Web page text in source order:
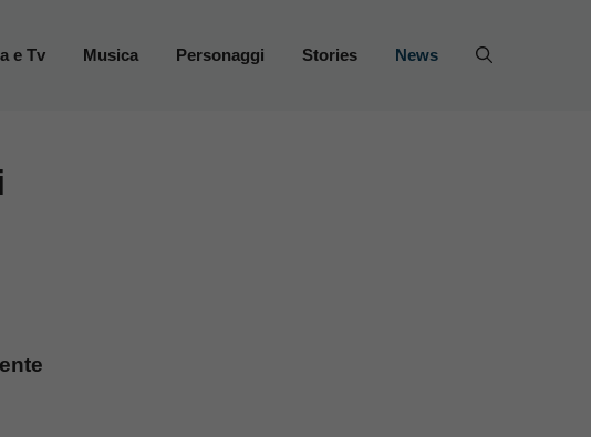
e Tv Musica Personaggi Stories News